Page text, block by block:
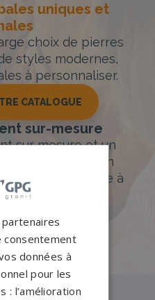
uniques et
choix de pierres
styles modernes,
à personnaliser.
CATALOGUE
sur-mesure
sur mesure et un
partout en
avancée grâce à
3D en ligne.
MONUMENT
consentement
données à
pour les
: l’amélioration